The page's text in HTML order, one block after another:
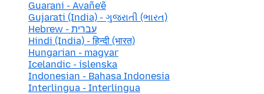
Guarani - Avañe'ẽ
Gujarati (India) - ગુજરાતી (ભારત)
Hebrew - עברית
Hindi (India) - हिन्दी (भारत)
Hungarian - magyar
Icelandic - íslenska
Indonesian - Bahasa Indonesia
Interlingua - Interlingua